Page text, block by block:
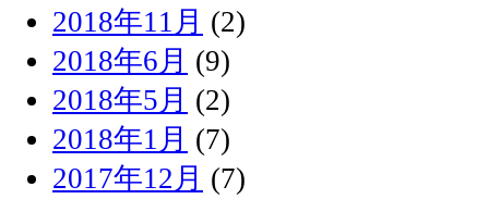
2018年11月 (2)
2018年6月 (9)
2018年5月 (2)
2018年1月 (7)
2017年12月 (7)